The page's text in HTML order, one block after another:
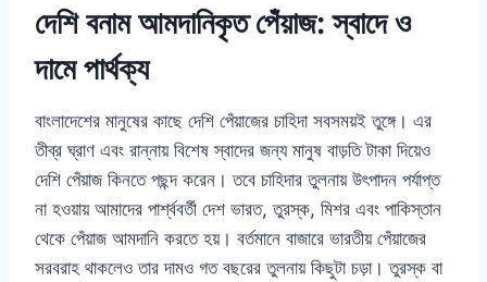
দেশি বনাম আমদানিকৃত পেঁয়াজ: স্বাদে ও
দামে পার্থক্য
বাংলাদেশের মানুষের কাছে দেশি পেঁয়াজের চাহিদা সবসময়ই তুঙ্গে। এর
তীব্র ঘ্রাণ এবং রান্নায় বিশেষ স্বাদের জন্য মানুষ বাড়তি টাকা দিয়েও
দেশি পেঁয়াজ কিনতে পছন্দ করেন। তবে চাহিদার তুলনায় উৎপাদন পর্যাপ্ত
না হওয়ায় আমাদের পার্শ্ববর্তী দেশ ভারত, তুরস্ক, মিশর এবং পাকিস্তান
থেকে পেঁয়াজ আমদানি করতে হয়। বর্তমানে বাজারে ভারতীয় পেঁয়াজের
সরবরাহ থাকলেও তার দামও গত বছরের তুলনায় কিছুটা চড়া। তুরস্ক বা